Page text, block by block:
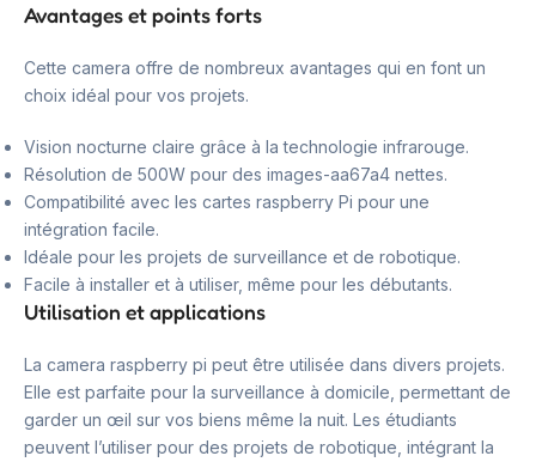
Avantages et points forts
Cette camera offre de nombreux avantages qui en font un
choix idéal pour vos projets.
Vision nocturne claire grâce à la technologie infrarouge.
Résolution de 500W pour des images-aa67a4 nettes.
Compatibilité avec les cartes raspberry Pi pour une
intégration facile.
Idéale pour les projets de surveillance et de robotique.
Facile à installer et à utiliser, même pour les débutants.
Utilisation et applications
La camera raspberry pi peut être utilisée dans divers projets.
Elle est parfaite pour la surveillance à domicile, permettant de
garder un œil sur vos biens même la nuit. Les étudiants
peuvent l’utiliser pour des projets de robotique, intégrant la